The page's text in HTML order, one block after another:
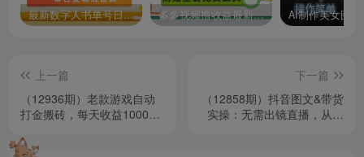
最新数字人书单号日400+创业粉，单日变现五位数，市面卖5980附软件和详… 多多视频撸收益最新玩法，高收益技术，单日变现2000+，附赠全套技术资料
上一篇
（12936期）老款游戏自动
打金搬砖，每天收益1000+
下一篇
（12858期）抖音图文&带货
实操：无需出镜直播，从选